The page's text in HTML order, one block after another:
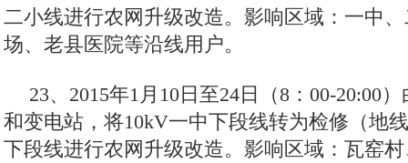
二小线进行农网升级改造。影响区域：一中
场、老县医院等沿线用户。
23、2015年1月10日至24日（8：00-20:00
和变电站，将10kV一中下段线转为检修（地
下段线进行农网升级改造。影响区域：瓦窑